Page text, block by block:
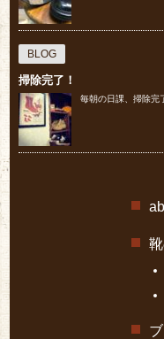
BLOG
掃除完了！
毎朝の日課、掃除完